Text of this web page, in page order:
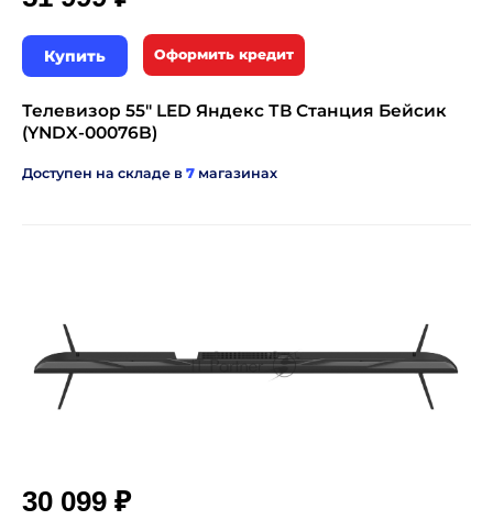
Купить Оформить кредит
Телевизор 55" LED Яндекс ТВ Станция Бейсик
(YNDX-00076B)
Доступен на складе в 7 магазинах
30 099 ₽